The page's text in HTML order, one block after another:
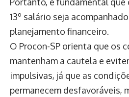
13º salário seja
planejamento financeiro.
O Procon-SP orienta que os
mantenham a cautela e
impulsivas, já que as
permanecem desfavoráveis,